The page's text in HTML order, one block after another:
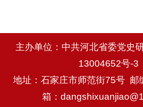
主办单位：中共河北省委党史
13004652号-3
地址：石家庄市师范街75号
箱：